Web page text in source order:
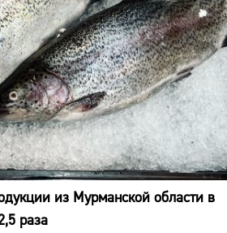
из Мурманской области в
раза